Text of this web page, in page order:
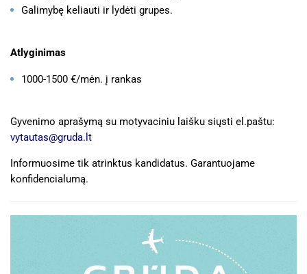
Galimybę keliauti ir lydėti grupes.
Atlyginimas
1000-1500 €/mėn. į rankas
Gyvenimo aprašymą su motyvaciniu laišku siųsti el.paštu:
vytautas@gruda.lt
Informuosime tik atrinktus kandidatus. Garantuojame
konfidencialumą.